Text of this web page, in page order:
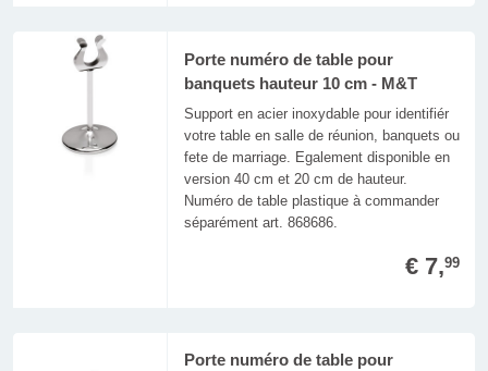
Porte numéro de table pour
banquets hauteur 10 cm - M&T
Support en acier inoxydable pour identifiér
votre table en salle de réunion, banquets ou
fete de marriage. Egalement disponible en
version 40 cm et 20 cm de hauteur.
Numéro de table plastique à commander
séparément art. 868686.
€ 7,99
Porte numéro de table pour